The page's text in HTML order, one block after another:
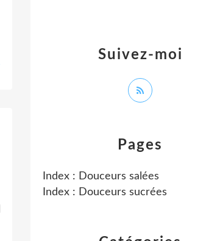
Pages
Index : Douceurs salées
Index : Douceurs sucrées
Suivez-moi